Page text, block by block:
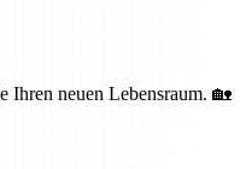
Ihren neuen Lebensraum. 🏡